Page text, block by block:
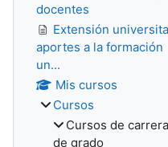
docentes
Extensión
aportes a la formación
un...
Mis cursos
Cursos
Cursos de
de grado